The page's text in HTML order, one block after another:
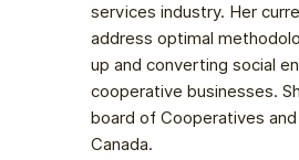
services industry. Her
address optimal
up and converting social
cooperative businesses.
board of Cooperatives
Canada.